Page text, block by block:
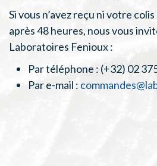
Si vous n’avez reçu ni votre
après 48 heures, nous vous
Laboratoires Fenioux :
Par téléphone : (+32) 02
Par e-mail :